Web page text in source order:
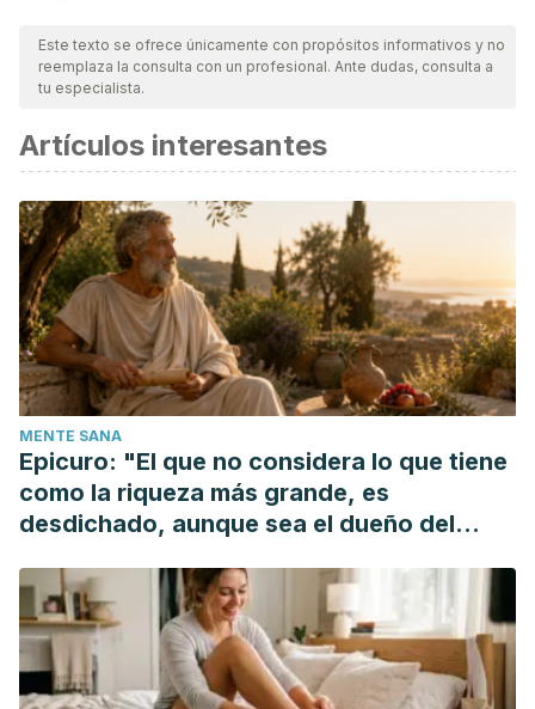
Este texto se ofrece únicamente con propósitos informativos y no
reemplaza la consulta con un profesional. Ante dudas, consulta a
tu especialista.
Artículos interesantes
MENTE SANA
Epicuro: "El que no considera lo que tiene
como la riqueza más grande, es
desdichado, aunque sea el dueño del